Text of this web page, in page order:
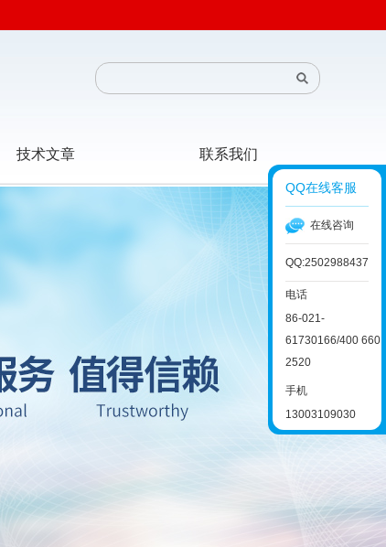
技术文章 联系我们
QQ在线客服
在线咨询
QQ:2502988437
电话
86-021-
61730166/400 660
2520
手机
13003109030